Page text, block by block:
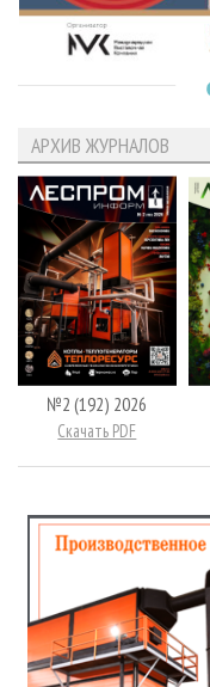
АРХИВ ЖУРНАЛОВ
№2 (192) 2026
Скачать PDF